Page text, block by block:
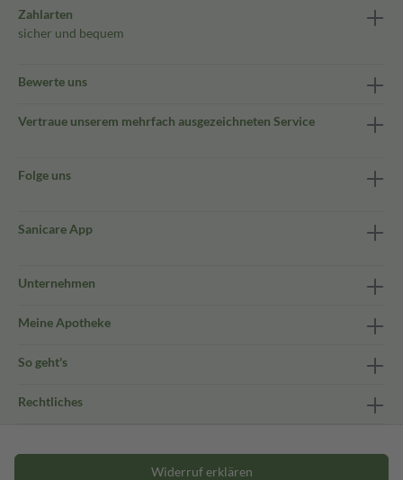
Zahlarten
sicher und bequem
Bewerte uns
Vertraue unserem mehrfach ausgezeichneten Service
Folge uns
Sanicare App
Unternehmen
Meine Apotheke
So geht's
Rechtliches
Widerruf erklären